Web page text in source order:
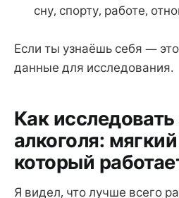
сну, спорту, работе,
Если ты узнаёшь себя —
данные для исследования.
Как
алкоголя:
который
Я видел, что лучше всего